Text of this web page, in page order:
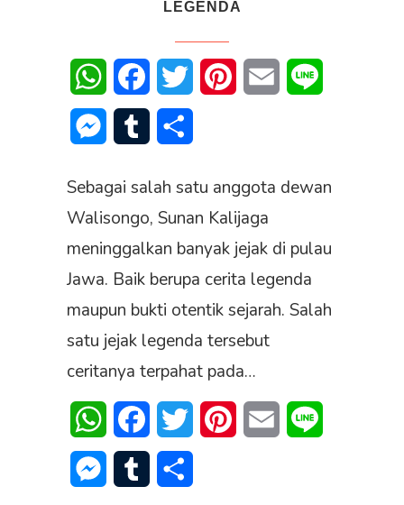
LEGENDA
WhatsAppFacebookTwitter PinterestEmail
Messenger
Tumblr
Sebagai salah satu anggota dewan
Walisongo, Sunan Kalijaga
meninggalkan banyak jejak di pulau
Jawa. Baik berupa cerita legenda
maupun bukti otentik sejarah. Salah
satu jejak legenda tersebut
ceritanya terpahat pada…
WhatsAppFacebookTwitter PinterestEmail
Messenger
Tumblr